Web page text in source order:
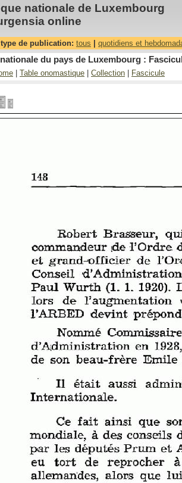
nationale de Luxembourg
online
de publication: tous quotidiens et
du pays de Luxembourg :
Table onomastique Collection Fascicule